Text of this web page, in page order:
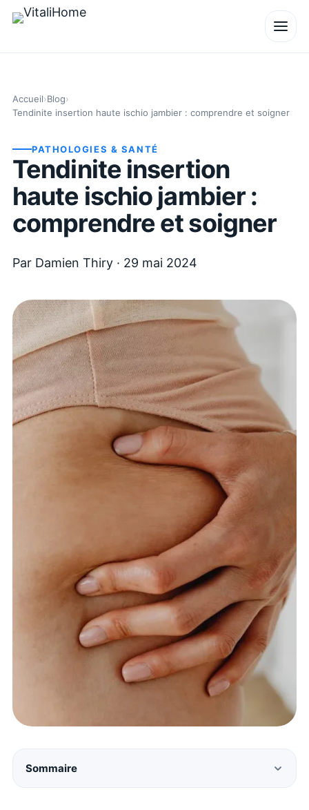
Accueil›Blog›
Tendinite insertion haute ischio jambier : comprendre et soigner
PATHOLOGIES & SANTÉ
Tendinite insertion
haute ischio jambier :
comprendre et soigner
Par Damien Thiry · 29 mai 2024
Sommaire